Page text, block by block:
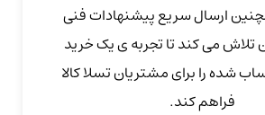
ارسال سریع پیشنهادات فنی
تلاش می کند تا تجربه ی یک خرید
شده را برای مشتریان تسلا کالا
فراهم کند.